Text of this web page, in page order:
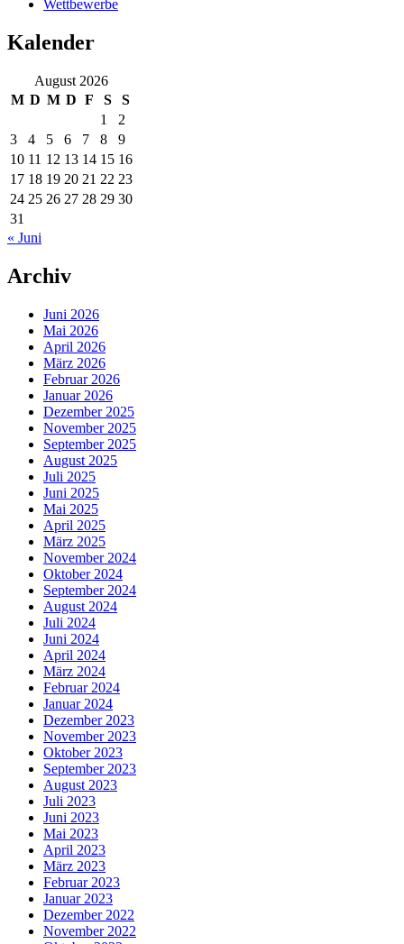
Wettbewerbe
Kalender
August 2026
M D M D F S
S
1
2
3
4 5 6 7 8
9
10 11 12 13 14 15 16
17 18 19 20 21 22 23
24 25 26 27 28 29 30
31
« Juni
Archiv
Juni 2026
Mai 2026
April 2026
März 2026
Februar 2026
Januar 2026
Dezember 2025
November 2025
September 2025
August 2025
Juli 2025
Juni 2025
Mai 2025
April 2025
März 2025
November 2024
Oktober 2024
September 2024
August 2024
Juli 2024
Juni 2024
April 2024
März 2024
Februar 2024
Januar 2024
Dezember 2023
November 2023
Oktober 2023
September 2023
August 2023
Juli 2023
Juni 2023
Mai 2023
April 2023
März 2023
Februar 2023
Januar 2023
Dezember 2022
November 2022